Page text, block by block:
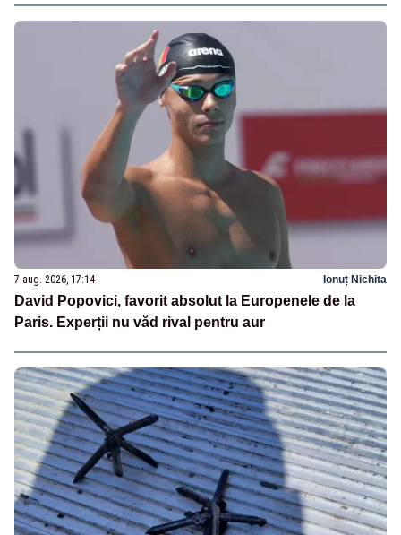
7 aug. 2026, 17:14 Ionuț Nichita
David Popovici, favorit absolut la Europenele de la
Paris. Experții nu văd rival pentru aur